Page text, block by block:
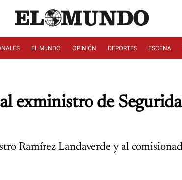
EL MUNDO OPINIÓN DEPORTES ESCENA
exministro de
Ramírez Landaverde y al